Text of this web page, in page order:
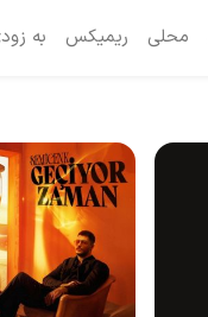
محلی ریمیکس به